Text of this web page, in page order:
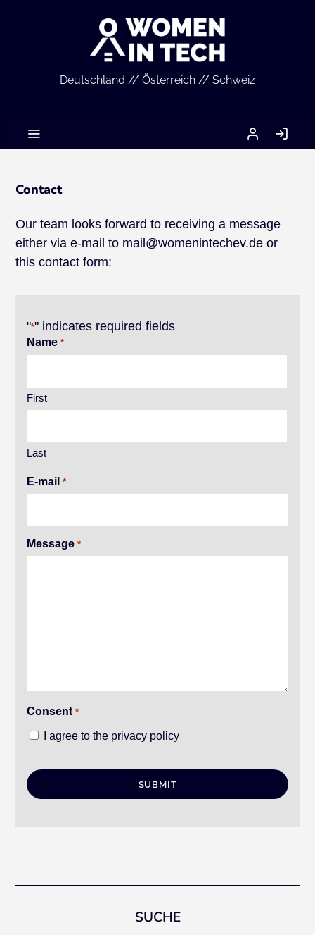
Deutschland // Österreich // Schweiz
MEIN
ACCOUNT
IN
Contact
Our team looks forward to receiving a message
either via e-mail to mail@womenintechev.de or
this contact form:
"*" indicates required fields
Name *
First
Last
E-mail *
Message *
Consent *
I agree to the privacy policy
SUCHE